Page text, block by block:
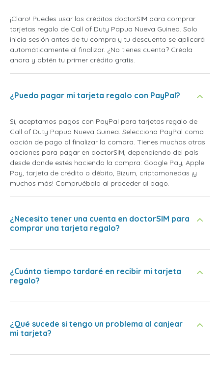
¡Claro! Puedes usar los créditos doctorSIM para comprar
tarjetas regalo de Call of Duty Papua Nueva Guinea. Solo
inicia sesión antes de tu compra y tu descuento se aplicará
automáticamente al finalizar. ¿No tienes cuenta? Créala
ahora y obtén tu primer crédito gratis.
¿Puedo pagar mi tarjeta regalo con PayPal?
Sí, aceptamos pagos con PayPal para tarjetas regalo de
Call of Duty Papua Nueva Guinea. Selecciona PayPal como
opción de pago al finalizar la compra. Tienes muchas otras
opciones para pagar en doctorSIM, dependiendo del país
desde donde estés haciendo la compra: Google Pay, Apple
Pay, tarjeta de crédito o débito, Bizum, criptomonedas ¡y
muchos más! Compruébalo al proceder al pago.
¿Necesito tener una cuenta en doctorSIM para
comprar una tarjeta regalo?
¿Cuánto tiempo tardaré en recibir mi tarjeta
regalo?
¿Qué sucede si tengo un problema al canjear
mi tarjeta?